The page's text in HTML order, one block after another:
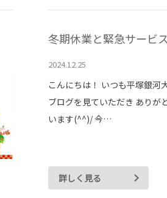
冬期休業と緊急サービ
2024.12.25
こんにちは！ いつも平塚銀河
ブログを見ていただき ありが
います(^^)/ 今…
詳しく見る